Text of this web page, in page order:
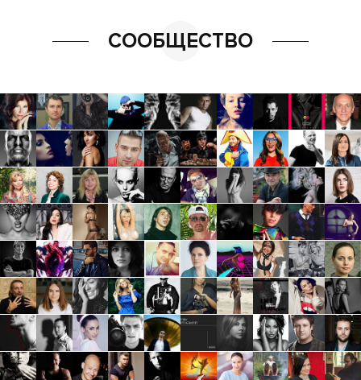
СООБЩЕСТВО